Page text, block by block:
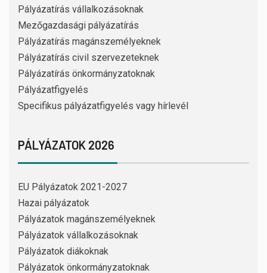
Pályázatírás vállalkozásoknak
Mezőgazdasági pályázatírás
Pályázatírás magánszemélyeknek
Pályázatírás civil szervezeteknek
Pályázatírás önkormányzatoknak
Pályázatfigyelés
Specifikus pályázatfigyelés vagy hírlevél
PÁLYÁZATOK 2026
EU Pályázatok 2021-2027
Hazai pályázatok
Pályázatok magánszemélyeknek
Pályázatok vállalkozásoknak
Pályázatok diákoknak
Pályázatok önkormányzatoknak